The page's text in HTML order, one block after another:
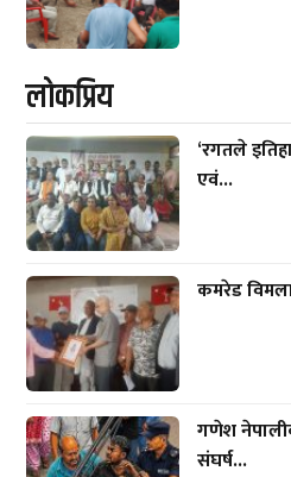
लाेकप्रिय
‘रगतले
एवं...
कमरेड विमला
गणेश
संघर्ष...